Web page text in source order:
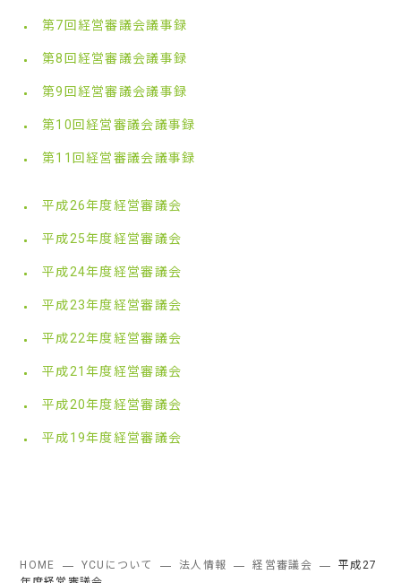
第7回経営審議会議事録
第8回経営審議会議事録
第9回経営審議会議事録
第10回経営審議会議事録
第11回経営審議会議事録
平成26年度経営審議会
平成25年度経営審議会
平成24年度経営審議会
平成23年度経営審議会
平成22年度経営審議会
平成21年度経営審議会
平成20年度経営審議会
平成19年度経営審議会
HOME YCUについて 法人情報 経営審議会
平成27